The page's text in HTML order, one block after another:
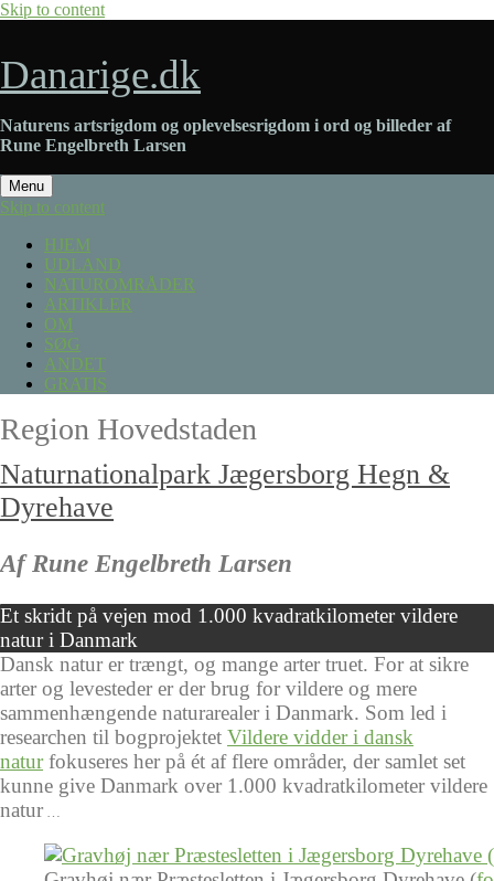
Skip to content
Danarige.dk
Naturens artsrigdom og oplevelsesrigdom i ord og billeder af
Rune Engelbreth Larsen
Menu
Skip to content
HJEM
UDLAND
NATUROMRÅDER
ARTIKLER
OM
SØG
ANDET
GRATIS
Region Hovedstaden
Naturnationalpark Jægersborg Hegn &
Dyrehave
Af Rune Engelbreth Larsen
Et skridt på vejen mod 1.000 kvadratkilometer vildere
natur i Danmark
Dansk natur er trængt, og mange arter truet. For at sikre
arter og levesteder er der brug for vildere og mere
sammenhængende naturarealer i Danmark. Som led i
researchen til bogprojektet Vildere vidder i dansk
naturfokuseres her på ét af flere områder, der samlet set
kunne give Danmark over 1.000 kvadratkilometer vildere
natur …